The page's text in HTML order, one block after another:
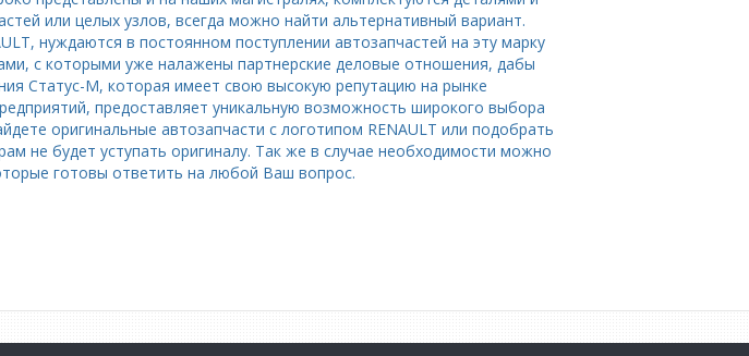
или целых узлов, всегда можно найти альтернативный вариант.
нуждаются в постоянном поступлении автозапчастей на эту марку
с которыми уже налажены партнерские деловые отношения, дабы
Статус-М, которая имеет свою высокую репутацию на рынке
предоставляет уникальную возможность широкого выбора
оригинальные автозапчасти с логотипом RENAULT или подобрать
не будет уступать оригиналу. Так же в случае необходимости можно
готовы ответить на любой Ваш вопрос.